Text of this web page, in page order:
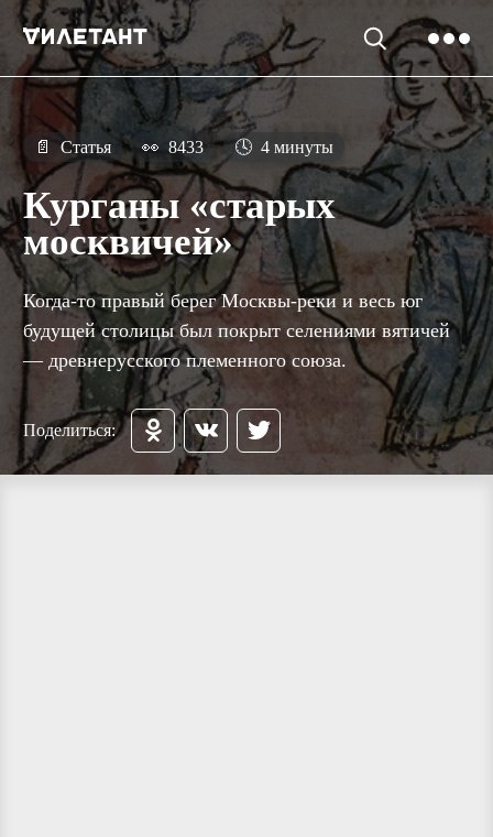
📄 Статья 👀 8433 🕓 4 минуты
Курганы «старых
москвичей»
Когда-то правый берег Москвы-реки и весь юг
будущей столицы был покрыт селениями вятичей
— древнерусского племенного союза.
Поделиться: